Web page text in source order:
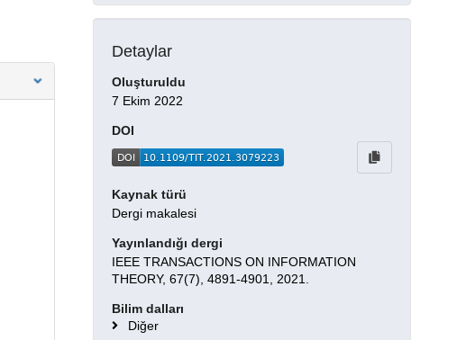
Detaylar
Oluşturuldu
7 Ekim 2022
DOI
Kaynak türü
Dergi makalesi
Yayınlandığı dergi
IEEE TRANSACTIONS ON INFORMATION
THEORY, 67(7), 4891-4901, 2021.
Bilim dalları
Diğer